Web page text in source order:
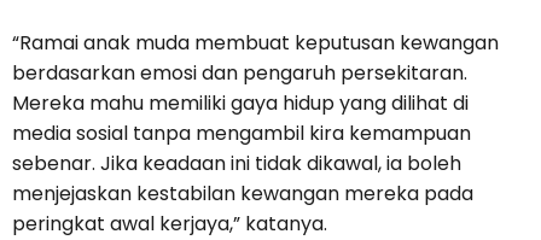
“Ramai anak muda membuat keputusan kewangan
berdasarkan emosi dan pengaruh persekitaran.
Mereka mahu memiliki gaya hidup yang dilihat di
media sosial tanpa mengambil kira kemampuan
sebenar. Jika keadaan ini tidak dikawal, ia boleh
menjejaskan kestabilan kewangan mereka pada
peringkat awal kerjaya,” katanya.